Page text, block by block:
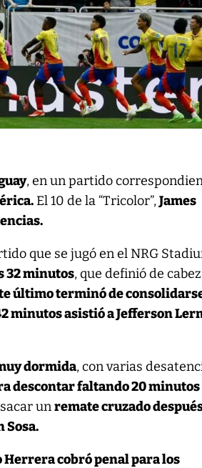
, en un partido
El 10 de la “Tricolor”,James
que se jugó en el NRG
32 minutos, que definió de
último terminó de
minutos asistió a Jefferson
dormida, con varias
descontar faltando 20
unremate cruzado
Sosa.
cobró penal para los